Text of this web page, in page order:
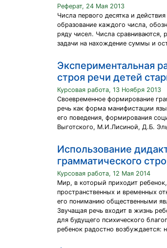
Реферат, 24 Мая 2013
Числа первого десятка и
образование каждого числа,
ряду чисел. Числа сравниваются,
задачи на нахождение суммы и
Экспериментальная
строя речи детей
Курсовая работа, 13 Ноября 2013
Своевременное формирование
речь как форма манифистации
его поведения, формирования
Выготского, М.И.Лисиной, Д.Б.
Использование
грамматического
Курсовая работа, 12 Мая 2014
Мир, в который приходит
пространственных и временных
его пониманию общественными
Звучащая речь входит в жизнь
для будущего психического
ребенок радостно возбуждается: